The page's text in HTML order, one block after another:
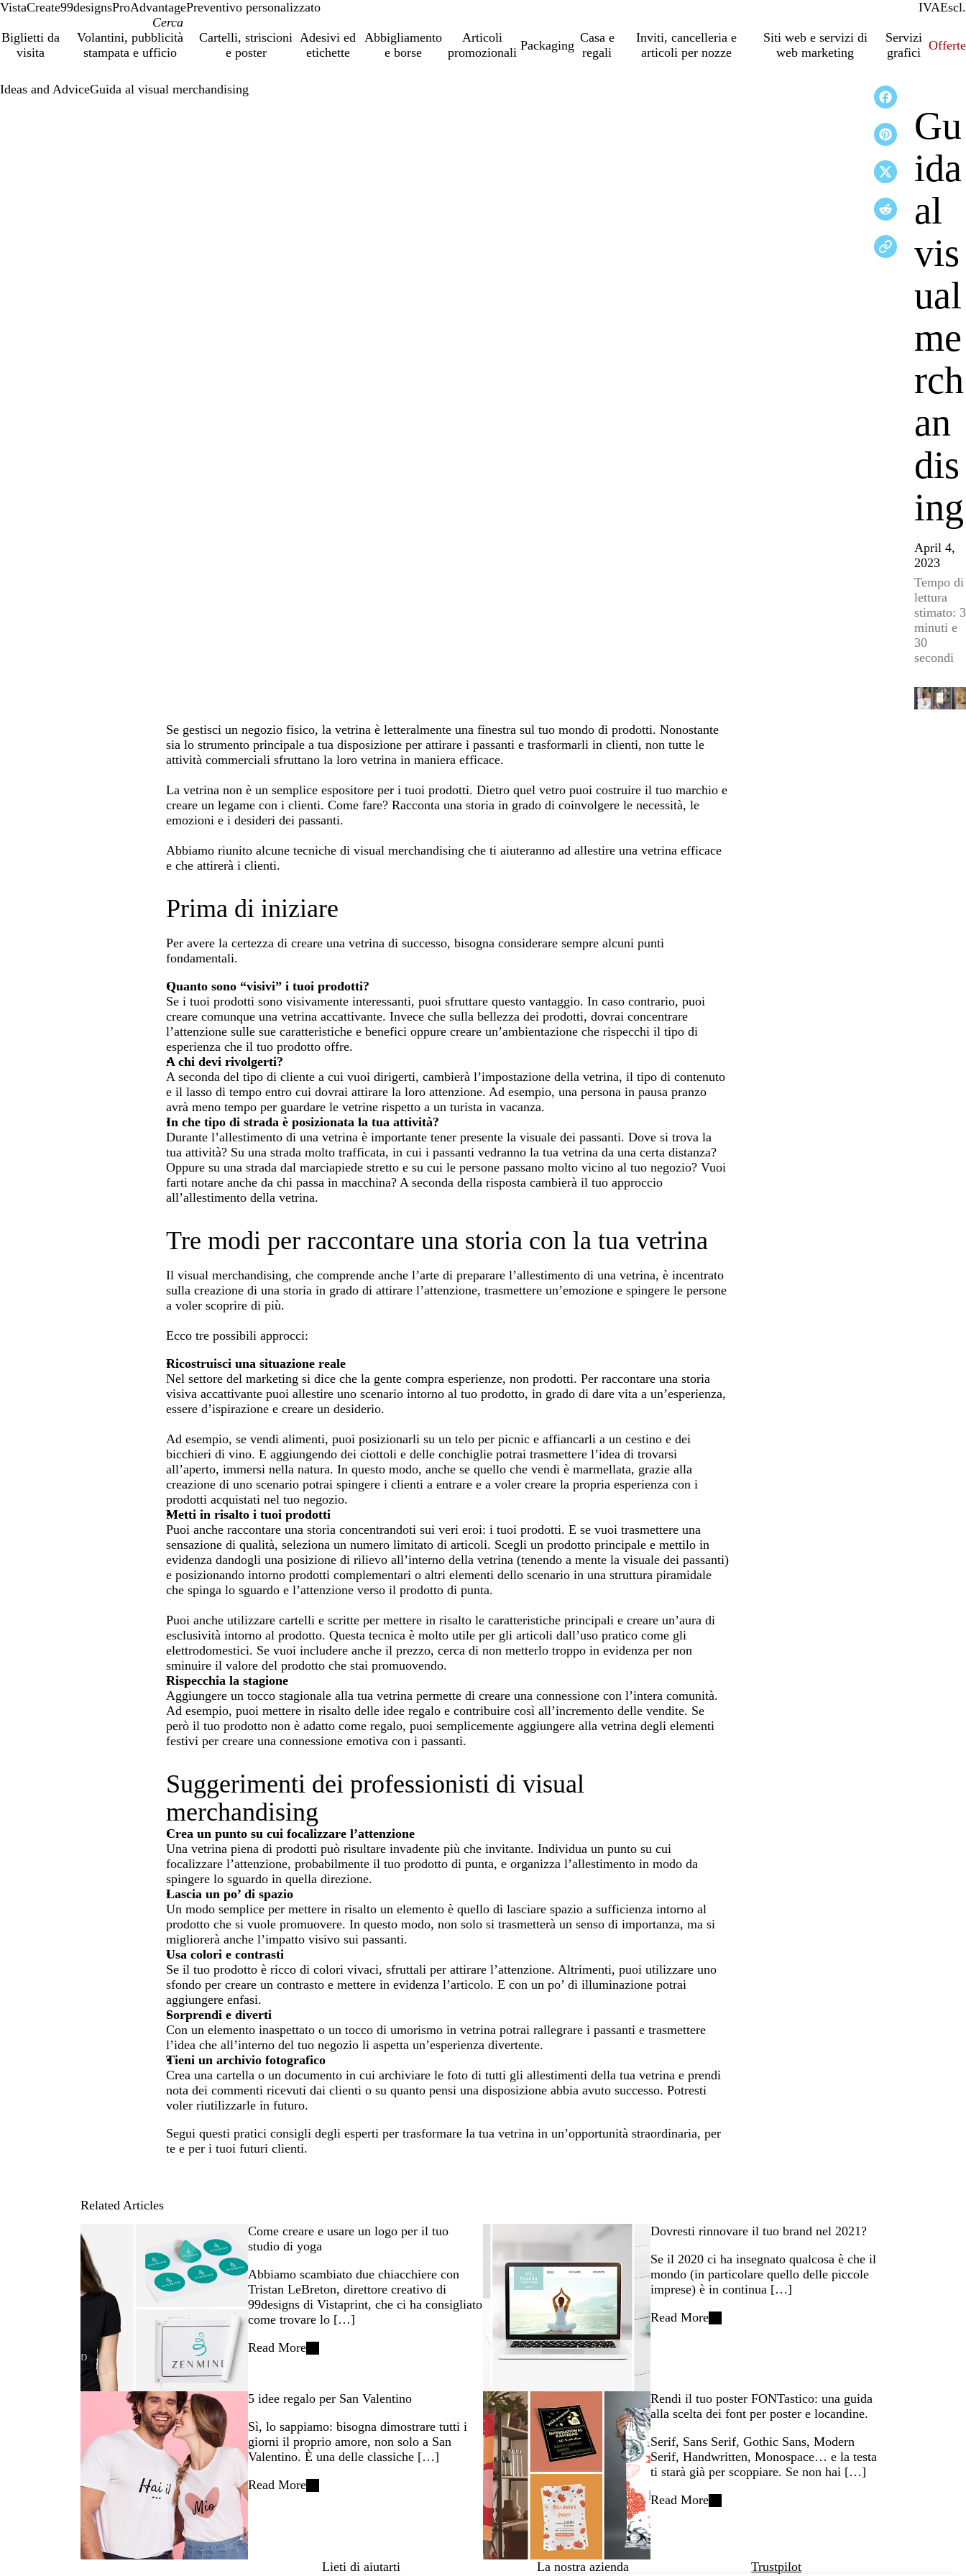
VistaCreate99designsProAdvantagePreventivo personalizzato IVAIncl.
Escl.
Biglietti da
visita
Volantini, pubblicità
stampata e ufficio
Cartelli, striscioni
e poster
Adesivi ed
etichette
Abbigliamento
e borse
Articoli
promozionali
Packaging
Casa e
regali
Inviti, cancelleria e
articoli per nozze
Siti web e servizi di
web marketing
Servizi
grafici
Offerte
Ideas and AdviceGuida al visual merchandising
Gu
ida
al
vis
ual
me
rch
an
dis
ing
April 4,
2023
Tempo di
lettura
stimato: 3
minuti e
30
secondi
Se gestisci un negozio fisico, la vetrina è letteralmente una finestra sul tuo mondo di prodotti. Nonostante
sia lo strumento principale a tua disposizione per attirare i passanti e trasformarli in clienti, non tutte le
attività commerciali sfruttano la loro vetrina in maniera efficace.
La vetrina non è un semplice espositore per i tuoi prodotti. Dietro quel vetro puoi costruire il tuo marchio e
creare un legame con i clienti. Come fare? Racconta una storia in grado di coinvolgere le necessità, le
emozioni e i desideri dei passanti.
Abbiamo riunito alcune tecniche di visual merchandising che ti aiuteranno ad allestire una vetrina efficace
e che attirerà i clienti.
Prima di iniziare
Per avere la certezza di creare una vetrina di successo, bisogna considerare sempre alcuni punti
fondamentali.
Quanto sono “visivi” i tuoi prodotti?
Se i tuoi prodotti sono visivamente interessanti, puoi sfruttare questo vantaggio. In caso contrario, puoi
creare comunque una vetrina accattivante. Invece che sulla bellezza dei prodotti, dovrai concentrare
l’attenzione sulle sue caratteristiche e benefici oppure creare un’ambientazione che rispecchi il tipo di
esperienza che il tuo prodotto offre.
A chi devi rivolgerti?
A seconda del tipo di cliente a cui vuoi dirigerti, cambierà l’impostazione della vetrina, il tipo di contenuto
e il lasso di tempo entro cui dovrai attirare la loro attenzione. Ad esempio, una persona in pausa pranzo
avrà meno tempo per guardare le vetrine rispetto a un turista in vacanza.
In che tipo di strada è posizionata la tua attività?
Durante l’allestimento di una vetrina è importante tener presente la visuale dei passanti. Dove si trova la
tua attività? Su una strada molto trafficata, in cui i passanti vedranno la tua vetrina da una certa distanza?
Oppure su una strada dal marciapiede stretto e su cui le persone passano molto vicino al tuo negozio? Vuoi
farti notare anche da chi passa in macchina? A seconda della risposta cambierà il tuo approccio
all’allestimento della vetrina.
Tre modi per raccontare una storia con la tua vetrina
Il visual merchandising, che comprende anche l’arte di preparare l’allestimento di una vetrina, è incentrato
sulla creazione di una storia in grado di attirare l’attenzione, trasmettere un’emozione e spingere le persone
a voler scoprire di più.
Ecco tre possibili approcci:
Ricostruisci una situazione reale
Nel settore del marketing si dice che la gente compra esperienze, non prodotti. Per raccontare una storia
visiva accattivante puoi allestire uno scenario intorno al tuo prodotto, in grado di dare vita a un’esperienza,
essere d’ispirazione e creare un desiderio.
Ad esempio, se vendi alimenti, puoi posizionarli su un telo per picnic e affiancarli a un cestino e dei
bicchieri di vino. E aggiungendo dei ciottoli e delle conchiglie potrai trasmettere l’idea di trovarsi
all’aperto, immersi nella natura. In questo modo, anche se quello che vendi è marmellata, grazie alla
creazione di uno scenario potrai spingere i clienti a entrare e a voler creare la propria esperienza con i
prodotti acquistati nel tuo negozio.
Metti in risalto i tuoi prodotti
Puoi anche raccontare una storia concentrandoti sui veri eroi: i tuoi prodotti. E se vuoi trasmettere una
sensazione di qualità, seleziona un numero limitato di articoli. Scegli un prodotto principale e mettilo in
evidenza dandogli una posizione di rilievo all’interno della vetrina (tenendo a mente la visuale dei passanti)
e posizionando intorno prodotti complementari o altri elementi dello scenario in una struttura piramidale
che spinga lo sguardo e l’attenzione verso il prodotto di punta.
Puoi anche utilizzare cartelli e scritte per mettere in risalto le caratteristiche principali e creare un’aura di
esclusività intorno al prodotto. Questa tecnica è molto utile per gli articoli dall’uso pratico come gli
elettrodomestici. Se vuoi includere anche il prezzo, cerca di non metterlo troppo in evidenza per non
sminuire il valore del prodotto che stai promuovendo.
Rispecchia la stagione
Aggiungere un tocco stagionale alla tua vetrina permette di creare una connessione con l’intera comunità.
Ad esempio, puoi mettere in risalto delle idee regalo e contribuire così all’incremento delle vendite. Se
però il tuo prodotto non è adatto come regalo, puoi semplicemente aggiungere alla vetrina degli elementi
festivi per creare una connessione emotiva con i passanti.
Suggerimenti dei professionisti di visual
merchandising
Crea un punto su cui focalizzare l’attenzione
Una vetrina piena di prodotti può risultare invadente più che invitante. Individua un punto su cui
focalizzare l’attenzione, probabilmente il tuo prodotto di punta, e organizza l’allestimento in modo da
spingere lo sguardo in quella direzione.
Lascia un po’ di spazio
Un modo semplice per mettere in risalto un elemento è quello di lasciare spazio a sufficienza intorno al
prodotto che si vuole promuovere. In questo modo, non solo si trasmetterà un senso di importanza, ma si
migliorerà anche l’impatto visivo sui passanti.
Usa colori e contrasti
Se il tuo prodotto è ricco di colori vivaci, sfruttali per attirare l’attenzione. Altrimenti, puoi utilizzare uno
sfondo per creare un contrasto e mettere in evidenza l’articolo. E con un po’ di illuminazione potrai
aggiungere enfasi.
Sorprendi e diverti
Con un elemento inaspettato o un tocco di umorismo in vetrina potrai rallegrare i passanti e trasmettere
l’idea che all’interno del tuo negozio li aspetta un’esperienza divertente.
Tieni un archivio fotografico
Crea una cartella o un documento in cui archiviare le foto di tutti gli allestimenti della tua vetrina e prendi
nota dei commenti ricevuti dai clienti o su quanto pensi una disposizione abbia avuto successo. Potresti
voler riutilizzarle in futuro.
Segui questi pratici consigli degli esperti per trasformare la tua vetrina in un’opportunità straordinaria, per
te e per i tuoi futuri clienti.
Related Articles
Come creare e usare un logo per il tuo
studio di yoga
Abbiamo scambiato due chiacchiere con
Tristan LeBreton, direttore creativo di
99designs di Vistaprint, che ci ha consigliato
come trovare lo […]
Read More
Dovresti rinnovare il tuo brand nel 2021?
Se il 2020 ci ha insegnato qualcosa è che il
mondo (in particolare quello delle piccole
imprese) è in continua […]
Read More
5 idee regalo per San Valentino
Sì, lo sappiamo: bisogna dimostrare tutti i
giorni il proprio amore, non solo a San
Valentino. È una delle classiche […]
Read More
Rendi il tuo poster FONTastico: una guida
alla scelta dei font per poster e locandine.
Serif, Sans Serif, Gothic Sans, Modern
Serif, Handwritten, Monospace… e la testa
ti starà già per scoppiare. Se non hai […]
Read More
Lieti di aiutarti
La nostra azienda
Trustpilot